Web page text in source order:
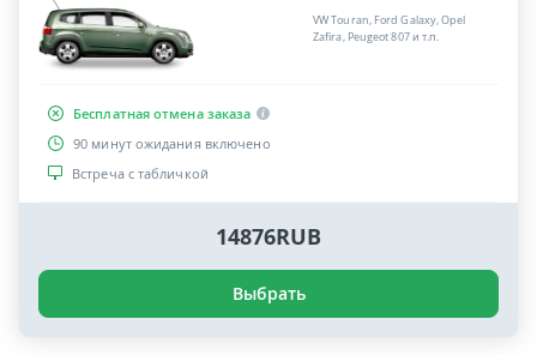
VW Touran, Ford Galaxy, Opel
Zafira, Peugeot 807 и т.п.
Бесплатная отмена заказа
90 минут ожидания включено
Встреча с табличкой
14876RUB
Выбрать